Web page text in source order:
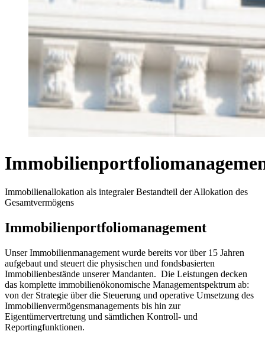
Immobilienallokation als integraler Bestandteil der Allokation des
Gesamtvermögens
Immobilienportfoliomanagement
Unser Immobilienmanagement wurde bereits vor über 15 Jahren
aufgebaut und steuert die physischen und fondsbasierten
Immobilienbestände unserer Mandanten. Die Leistungen decken
das komplette immobilienökonomische Managementspektrum ab:
von der Strategie über die Steuerung und operative Umsetzung des
Immobilienvermögensmanagements bis hin zur
Eigentümervertretung und sämtlichen Kontroll- und
Reportingfunktionen.